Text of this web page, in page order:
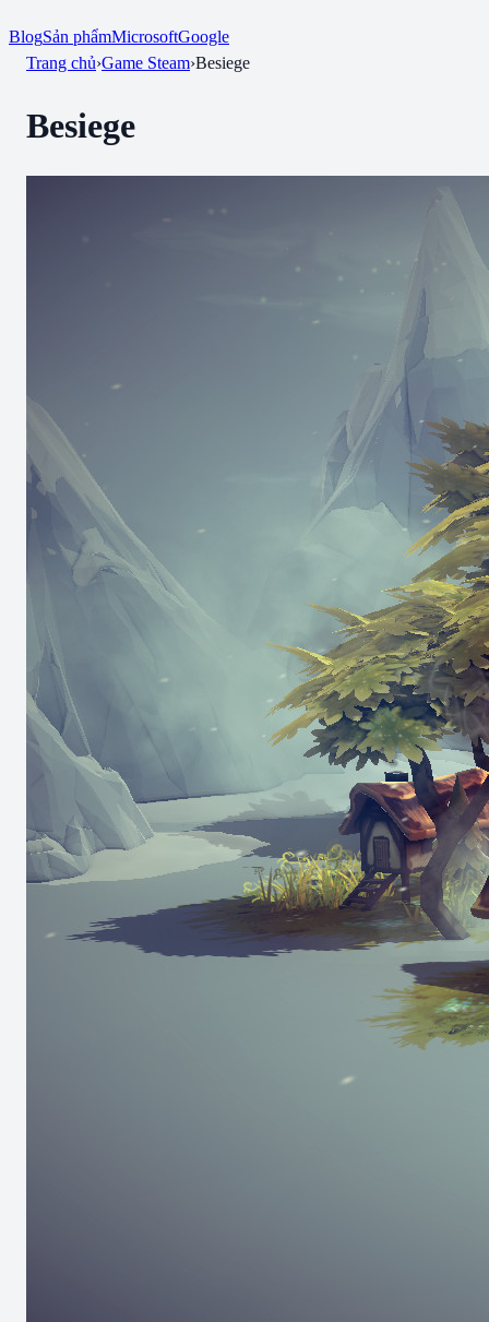
BlogSản phẩmMicrosoftGoogle
Trang chủ›Game Steam›Besiege
Besiege